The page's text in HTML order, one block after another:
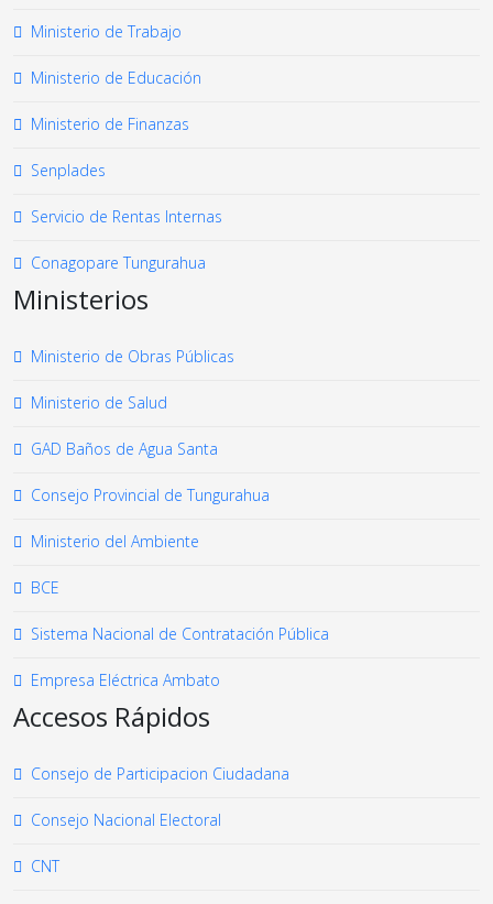
Ministerio de Trabajo
Ministerio de Educación
Ministerio de Finanzas
Senplades
Servicio de Rentas Internas
Conagopare Tungurahua
Ministerios
Ministerio de Obras Públicas
Ministerio de Salud
GAD Baños de Agua Santa
Consejo Provincial de Tungurahua
Ministerio del Ambiente
BCE
Sistema Nacional de Contratación Pública
Empresa Eléctrica Ambato
Accesos Rápidos
Consejo de Participacion Ciudadana
Consejo Nacional Electoral
CNT